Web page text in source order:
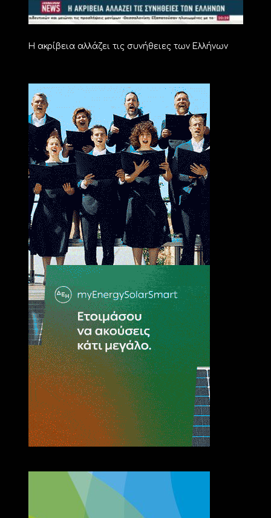
Η ακρίβεια αλλάζει τις συνήθειες των Ελλήνων